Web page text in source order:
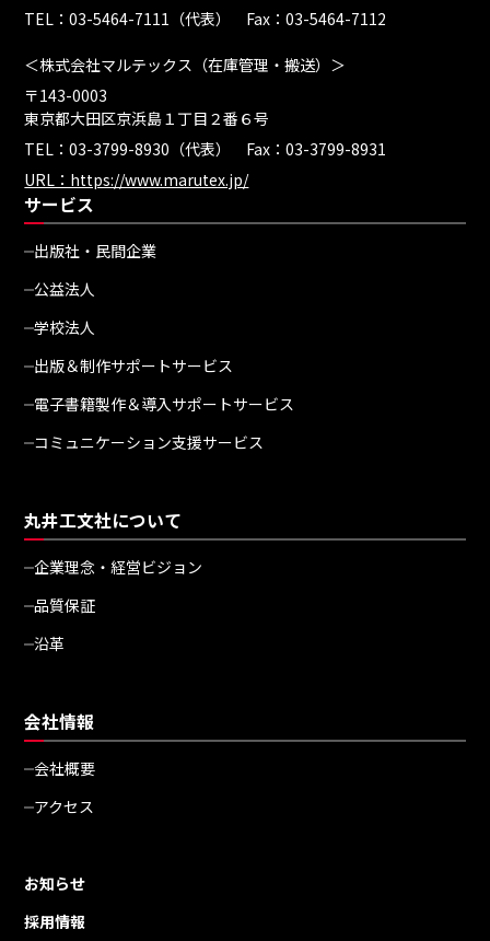
TEL：03-5464-7111（代表） Fax：03-5464-7112
＜株式会社マルテックス（在庫管理・搬送）＞
〒143-0003
東京都大田区京浜島１丁目２番６号
TEL：03-3799-8930（代表） Fax：03-3799-8931
URL：https://www.marutex.jp/
サービス
出版社・民間企業
公益法人
学校法人
出版＆制作サポートサービス
電子書籍製作＆導入サポートサービス
コミュニケーション支援サービス
丸井工文社について
企業理念・経営ビジョン
品質保証
沿革
会社情報
会社概要
アクセス
お知らせ
採用情報